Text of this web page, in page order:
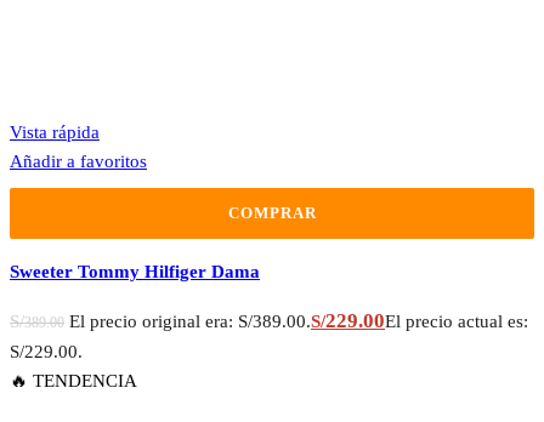
Vista rápida
Añadir a favoritos
COMPRAR
Sweeter Tommy Hilfiger Dama
S/389.00 El precio original era: S/389.00.S/229.00El precio actual es:
S/229.00.
🔥 TENDENCIA